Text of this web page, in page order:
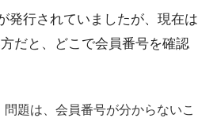
発行されていましたが、現在は
だと、どこで会員番号を確認
題は、会員番号が分からないこ